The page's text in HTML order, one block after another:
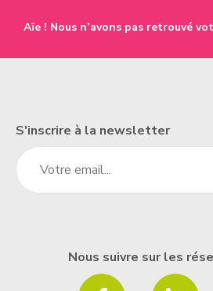
Aïe ! Nous n’avons pas retrouvé
S'inscrire à la newsletter
Nous suivre sur les